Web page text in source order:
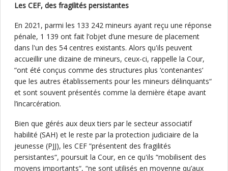
Les CEF, des fragilités persistantes
En 2021, parmi les 133 242 mineurs ayant reçu une réponse
pénale, 1 139 ont fait l’objet d’une mesure de placement
dans l'un des 54 centres existants. Alors qu'ils peuvent
accueillir une dizaine de mineurs, ceux-ci, rappelle la Cour,
“ont été conçus comme des structures plus ‘contenantes‘
que les autres établissements pour les mineurs délinquants“
et sont souvent présentés comme la dernière étape avant
l’incarcération.
Bien que gérés aux deux tiers par le secteur associatif
habilité (SAH) et le reste par la protection judiciaire de la
jeunesse (PJJ), les CEF “présentent des fragilités
persistantes“, poursuit la Cour, en ce qu'ils “mobilisent des
moyens importants“, “ne sont utilisés en moyenne qu’aux